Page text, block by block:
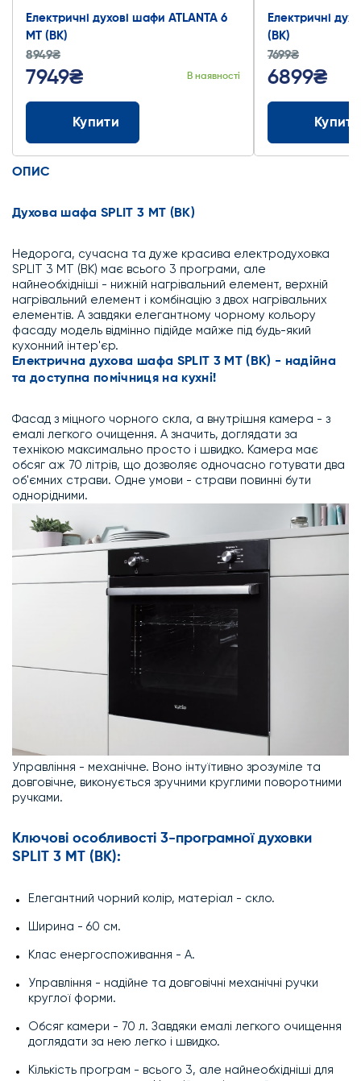
Електричні духові шафи ATLANTA 6
MT (BK)
8949₴
7949₴ В наявності
Купити
Електричні
(BK)
7699₴
6899₴
Купити
ОПИС
Духова шафа SPLIT 3 MT (BK)
Недорога, сучасна та дуже красива електродуховка
SPLIT 3 MT (BK) має всього 3 програми, але
найнеобхідніші - нижній нагрівальний елемент, верхній
нагрівальний елемент і комбінацію з двох нагрівальних
елементів. А завдяки елегантному чорному кольору
фасаду модель відмінно підійде майже під будь-який
кухонний інтер'єр.
Електрична духова шафа SPLIT 3 MT (BK) - надійна
та доступна помічниця на кухні!
Фасад з міцного чорного скла, а внутрішня камера - з
емалі легкого очищення. А значить, доглядати за
технікою максимально просто і швидко. Камера має
обсяг аж 70 літрів, що дозволяє одночасно готувати два
об'ємних страви. Одне умови - страви повинні бути
однорідними.
Управління - механічне. Воно інтуїтивно зрозуміле та
довговічне, виконується зручними круглими поворотними
ручками.
Ключові особливості 3-програмної духовки
SPLIT 3 MT (BK):
Елегантний чорний колір, матеріал - скло.
Ширина - 60 см.
Клас енергоспоживання - А.
Управління - надійне та довговічні механічні ручки
круглої форми.
Обсяг камери - 70 л. Завдяки емалі легкого очищення
доглядати за нею легко і швидко.
Кількість програм - всього 3, але найнеобхідніші для